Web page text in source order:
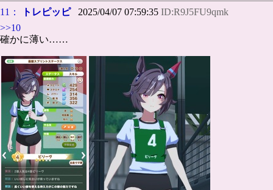
11： トレピッピ2025/04/07 07:59:35 ID:R9J5FU9qmk
>>10
確かに薄い……